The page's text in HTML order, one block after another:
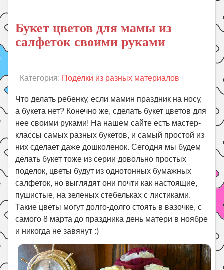
Книги
Рукоделие
Уроки
Праздники
Психология
Летом!
Поиск
Букет цветов для мамы из
салфеток своими руками
Категория: Поделки из разных материалов
Что делать ребенку, если мамин праздник на носу,
а букета нет? Конечно же, сделать букет цветов для
нее своими руками! На нашем сайте есть мастер-
классы самых разных букетов, и самый простой из
них сделает даже дошколенок. Сегодня мы будем
делать букет тоже из серии довольно простых
поделок, цветы будут из однотонных бумажных
салфеток, но выглядят они почти как настоящие,
пушистые, на зеленых стебельках с листиками.
Такие цветы могут долго-долго стоять в вазочке, с
самого 8 марта до праздника день матери в ноябре
и никогда не завянут :)